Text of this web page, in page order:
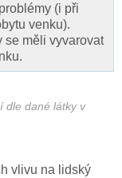
(i při
venku).
se měli vyvarovat
dle dané látky v
vlivu na lidský